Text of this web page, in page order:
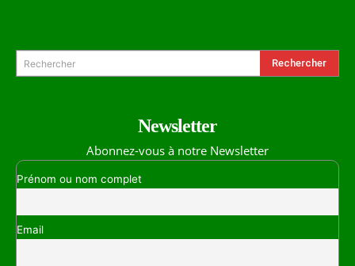
Rechercher Rechercher
Newsletter
Abonnez-vous à notre Newsletter
Prénom ou nom complet
Email